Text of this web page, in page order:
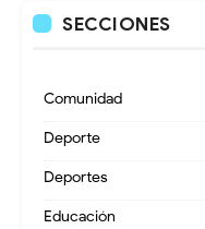
SECCIONES
Comunidad
Deporte
Deportes
Educación